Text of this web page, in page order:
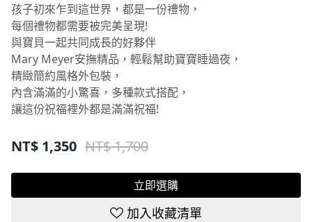
孩子初來乍到這世界，都是一份禮物，
每個禮物都需要被完美呈現!
與寶貝一起共同成長的好夥伴
Mary Meyer安撫精品，輕鬆幫助寶寶睡過夜，
精緻簡約風格外包裝，
內含滿滿的小驚喜，多種款式搭配，
讓這份祝福裡外都是滿滿祝福!
NT$ 1,350 NT$ 1,700
立即選購
加入收藏清單